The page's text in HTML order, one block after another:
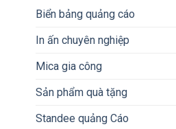
Biển bảng quảng cáo
In ấn chuyên nghiệp
Mica gia công
Sản phẩm quà tặng
Standee quảng Cáo